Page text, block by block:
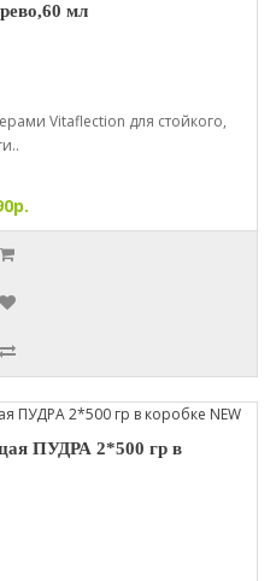
мл
Vitaflection для стойкого,
ПУДРА 2*500 гр в